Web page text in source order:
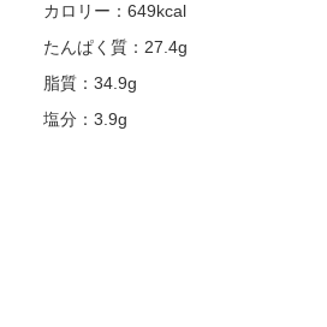
カロリー：649kcal
たんぱく質：27.4g
脂質：34.9g
塩分：3.9g